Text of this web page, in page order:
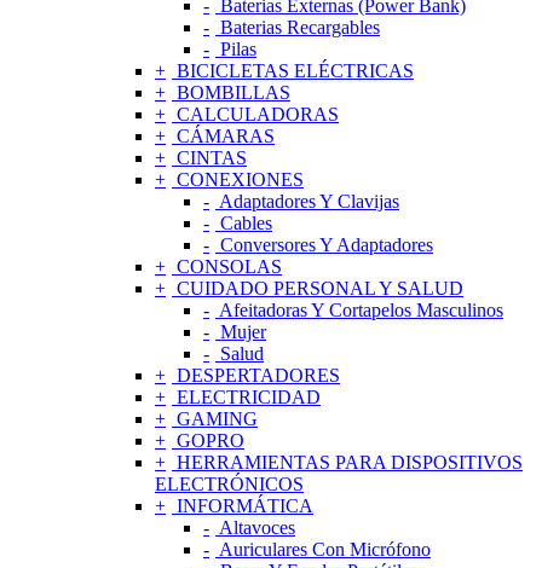
Baterias Externas (Power Bank)
Baterias Recargables
Pilas
BICICLETAS ELÉCTRICAS
BOMBILLAS
CALCULADORAS
CÁMARAS
CINTAS
CONEXIONES
Adaptadores Y Clavijas
Cables
Conversores Y Adaptadores
CONSOLAS
CUIDADO PERSONAL Y SALUD
Afeitadoras Y Cortapelos Masculinos
Mujer
Salud
DESPERTADORES
ELECTRICIDAD
GAMING
GOPRO
HERRAMIENTAS PARA DISPOSITIVOS
ELECTRÓNICOS
INFORMÁTICA
Altavoces
Auriculares Con Micrófono